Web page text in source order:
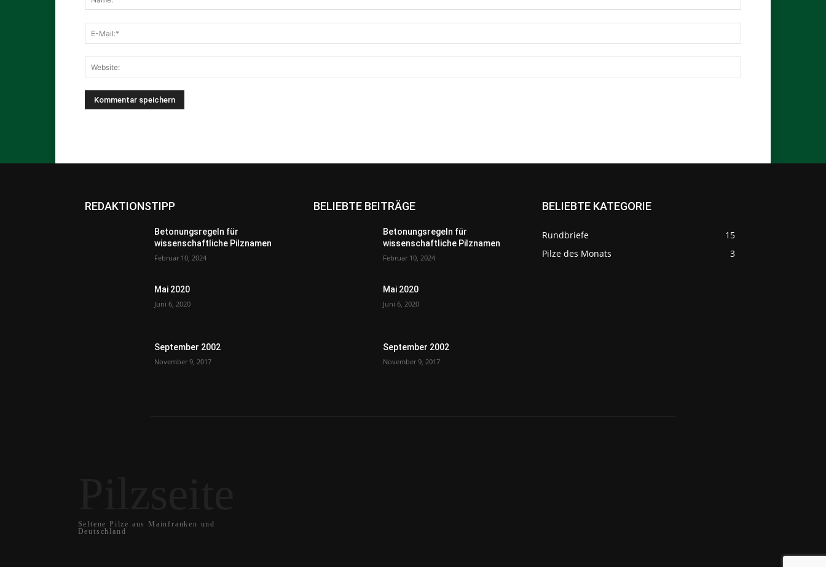
REDAKTIONSTIPP
Betonungsregeln für
wissenschaftliche Pilznamen
Februar 10, 2024
Mai 2020
Juni 6, 2020
September 2002
November 9, 2017
BELIEBTE BEITRÄGE
Betonungsregeln für
wissenschaftliche Pilznamen
Februar 10, 2024
Mai 2020
Juni 6, 2020
September 2002
November 9, 2017
BELIEBTE KATEGORIE
Rundbriefe
15
Pilze des Monats
3
Seltene Pilze aus Mainfranken und
Deutschland